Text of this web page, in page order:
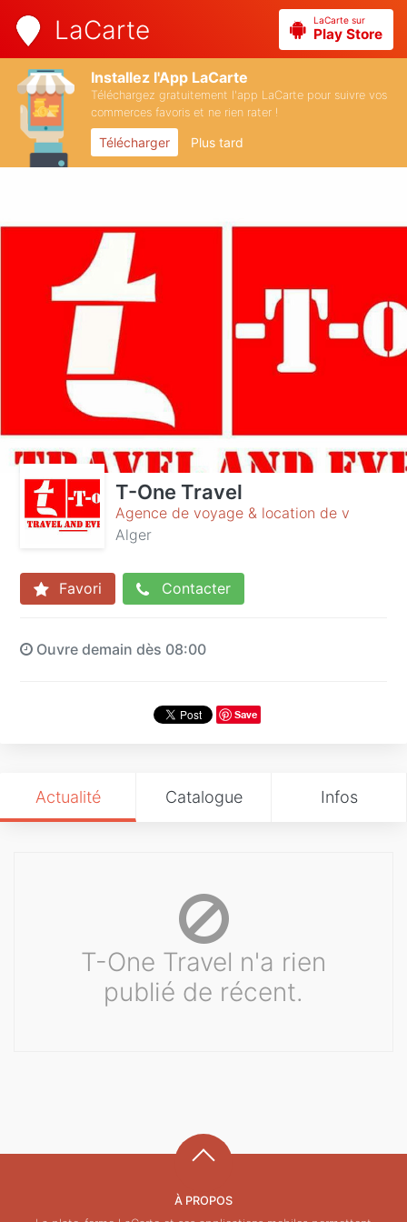
LaCarte LaCarte sur
Play Store
Installez l'App LaCarte
Téléchargez gratuitement l'app LaCarte pour suivre vos
commerces favoris et ne rien rater !
Télécharger Plus tard
T-One Travel
Agence de voyage & location de v
Alger
Favori Contacter
Ouvre demain dès 08:00
Save
Actualité Catalogue Infos
T-One Travel n'a rien
publié de récent.
À PROPOS